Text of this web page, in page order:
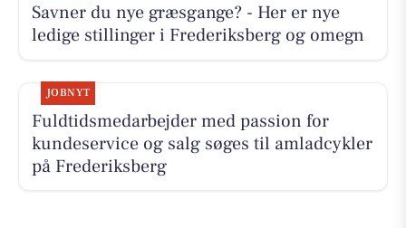
Savner du nye græsgange? - Her er nye
ledige stillinger i Frederiksberg og omegn
JOBNYT
Fuldtidsmedarbejder med passion for
kundeservice og salg søges til amladcykler
på Frederiksberg